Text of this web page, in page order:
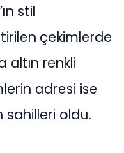
stil
çekimlerde
altın renkli
adresi ise
sahilleri oldu.